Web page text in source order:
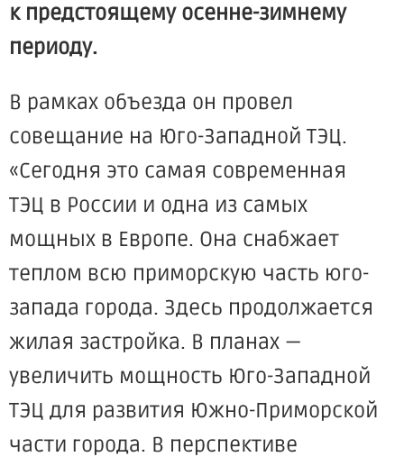
к предстоящему осенне-зимнему
периоду.
В рамках объезда он провел
совещание на Юго-Западной ТЭЦ.
«Сегодня это самая современная
ТЭЦ в России и одна из самых
мощных в Европе. Она снабжает
теплом всю приморскую часть юго-
запада города. Здесь продолжается
жилая застройка. В планах —
увеличить мощность Юго-Западной
ТЭЦ для развития Южно-Приморской
части города. В перспективе